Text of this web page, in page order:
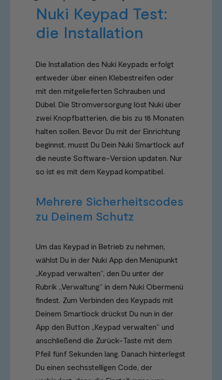
Nuki Keypad Test:
die Installation
Die Installation des Nuki Keypads erfolgt
entweder über einen Klebestreifen oder
mit den mitgelieferten Schrauben und
Dübel. Die Stromversorgung löst Nuki über
zwei Knopfbatterien, die bis zu 18 Monaten
halten sollen. Bevor Du mit der Einrichtung
beginnst, musst Du Dein Nuki Smartlock auf
die neuste Software-Version updaten. Nur
so ist es mit dem Keypad kompatibel.
Mehrere Sicherheitscodes
zu Deinem Schutz
Um das Keypad in Betrieb zu nehmen,
wählst Du in der Nuki App den Menüpunkt
„Keypad verwalten“, den Du unter der
Rubrik „Verwaltung“ in dem Nuki Obermenü
findest. Zum Verbinden des Keypads mit
Deinem Smartlock drückst Du nun in der
App den Button „Keypad verwalten“ und
anschließend die Zurück-Taste mit dem
Pfeil fünf Sekunden lang. Danach hinterlegst
Du einen sechsstelligen Code, der